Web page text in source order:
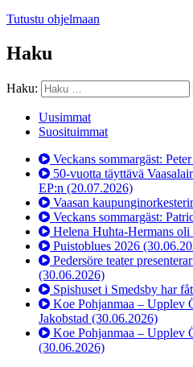
Tutustu ohjelmaan
Haku
Haku:
Uusimmat
Suosituimmat
Veckans sommargäst:
50-vuotta täyttävä
EP:n (20.07.2026)
Vaasan
Veckans sommargäst:
Helena Huhta-Hermans
Puistoblues 2026
Pedersöre teater
(30.06.2026)
Spishuset i Smedsby har
Koe Pohjanmaa – Upplev
Jakobstad (30.06.2026)
Koe Pohjanmaa – Upplev
(30.06.2026)